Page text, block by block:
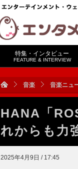
特集・インタビュー
FEATURE & INTERVIEW
音楽 音楽ニュ
HANA「
れからも力
2025年4月9日 / 17:45